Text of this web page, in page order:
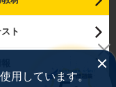
ト
用しています。